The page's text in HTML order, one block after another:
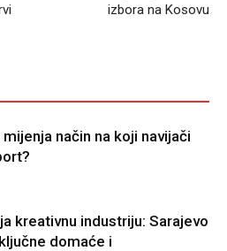
izbora na Kosovu
mijenja način na koji navijači
kreativnu industriju: Sarajevo
domaće i